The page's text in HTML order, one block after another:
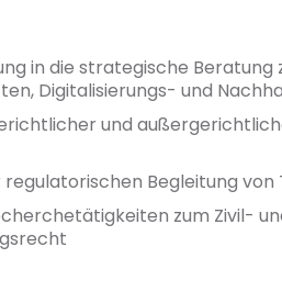
in die strategische
Digitalisierungs- und
und
Begleitung
zum Zivil-